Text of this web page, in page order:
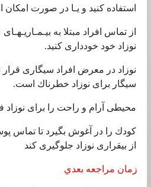
استفاده کنید و یـا در صورت امکان
از تماس افراد مبتلا به‌
نوزاد خود خودداری‌ کنید.
نوزاد در معرض افراد سیگاری‌ قرار
سیگار برای‌ نوزاد خطرناك است‌.
محیطی‌ آرام و راحت‌ را برای‌ نوزاد
کودك را در آغوش بگیرد تا تماس
از بیقراری‌ نوزاد جلوگیری‌ کند
زمان مراجعه‌ بعدي